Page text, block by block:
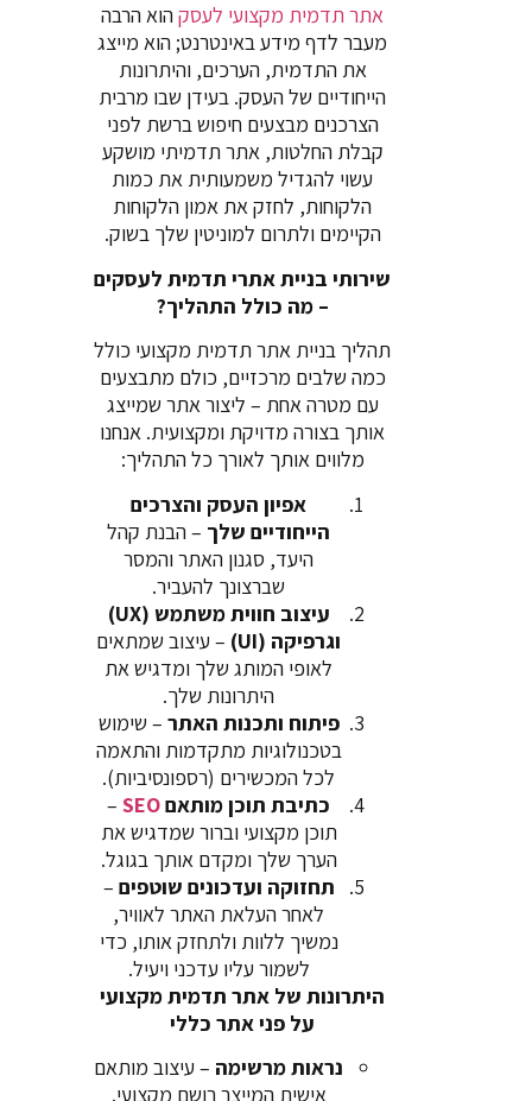
אתר תדמית מקצועי לעסקהוא הרבה
מעבר לדף מידע באינטרנט; הוא מייצג
את התדמית, הערכים, והיתרונות
הייחודיים של העסק. בעידן שבו מרבית
הצרכנים מבצעים חיפוש ברשת לפני
קבלת החלטות, אתר תדמיתי מושקע
עשוי להגדיל משמעותית את כמות
הלקוחות, לחזק את אמון הלקוחות
הקיימים ולתרום למוניטין שלך בשוק.
שירותי בניית אתרי תדמית לעסקים
– מה כולל התהליך?
תהליך בניית אתר תדמית מקצועי כולל
כמה שלבים מרכזיים, כולם מתבצעים
עם מטרה אחת – ליצור אתר שמייצג
אותך בצורה מדויקת ומקצועית. אנחנו
מלווים אותך לאורך כל התהליך:
אפיון העסק והצרכים
הייחודיים שלך – הבנת קהל
היעד, סגנון האתר והמסר
שברצונך להעביר.
עיצוב חווית משתמש (UX)
וגרפיקה (UI)
– עיצוב שמתאים
לאופי המותג שלך ומדגיש את
היתרונות שלך.
פיתוח ותכנות האתר – שימוש
בטכנולוגיות מתקדמות והתאמה
לכל המכשירים (רספונסיביות).
כתיבת תוכן מותאםSEO
–
תוכן מקצועי וברור שמדגיש את
הערך שלך ומקדם אותך בגוגל.
תחזוקה ועדכונים שוטפים –
לאחר העלאת האתר לאוויר,
נמשיך ללוות ולתחזק אותו, כדי
לשמור עליו עדכני ויעיל.
היתרונות של אתר תדמית מקצועי
על פני אתר כללי
נראות מרשימה – עיצוב מותאם
אישית המייצר רושם מקצועי.